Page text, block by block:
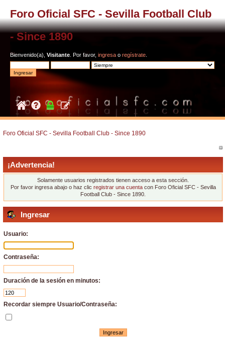
Foro Oficial SFC - Sevilla Football Club
- Since 1890
Bienvenido(a), Visitante . Por favor, ingresa o regístrate
Foro Oficial SFC - Sevilla Football Club - Since 1890
¡Advertencia!
Solamente usuarios registrados tienen acceso a esta sección.
Por favor ingresa abajo o haz clic registrar una cuentacon Foro Oficial SFC - Sevilla
Football Club - Since 1890.
Ingresar
Usuario:
Contraseña:
Duración de la sesión en minutos:
Recordar siempre Usuario/Contraseña: